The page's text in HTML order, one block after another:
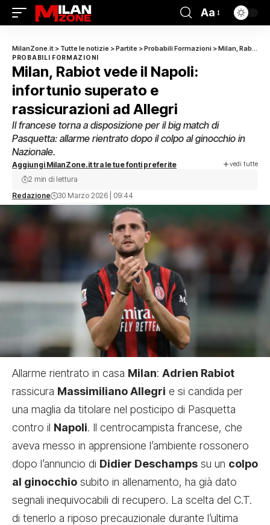
Aa
MilanZone.it > Tutte le notizie >Partite >Probabili Formazioni >Milan, Rabiot vede il Napoli: infortunio superato e rassicurazioni ad Allegri
PROBABILI FORMAZIONI
Milan, Rabiot vede il Napoli:
infortunio superato e
rassicurazioni ad Allegri
Il francese torna a disposizione per il big match di
Pasquetta: allarme rientrato dopo il colpo al ginocchio in
Nazionale.
Aggiungi MilanZone.it tra le tue fonti preferite vedi tutte
Redazione 30 Marzo 2026 | 09:44
2 min di lettura
Allarme rientrato in casa Milan: Adrien Rabiot
rassicura Massimiliano Allegri e si candida per
una maglia da titolare nel posticipo di Pasquetta
contro il Napoli. Il centrocampista francese, che
aveva messo in apprensione l’ambiente rossonero
dopo l’annuncio di Didier Deschamps su un colpo
al ginocchio subito in allenamento, ha già dato
segnali inequivocabili di recupero. La scelta del C.T.
di tenerlo a riposo precauzionale durante l’ultima